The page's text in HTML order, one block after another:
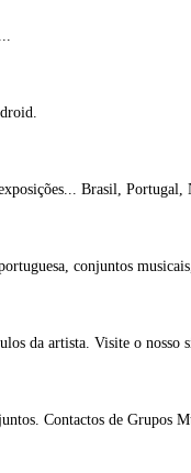
Brasil, Portugal,
conjuntos musicais,
da artista. Visite o nosso
Contactos de Grupos